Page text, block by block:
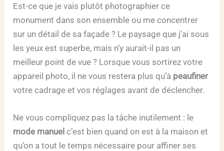
Est-ce que je vais plutôt photographier ce
monument dans son ensemble ou me concentrer
sur un détail de sa façade ? Le paysage que j’ai sous
les yeux est superbe, mais n’y aurait-il pas un
meilleur point de vue ? Lorsque vous sortirez votre
appareil photo, il ne vous restera plus qu’à peaufiner
votre cadrage et vos réglages avant de déclencher.
Ne vous compliquez pas la tâche inutilement : le
mode manuel c’est bien quand on est à la maison et
qu’on a tout le temps nécessaire pour affiner ses